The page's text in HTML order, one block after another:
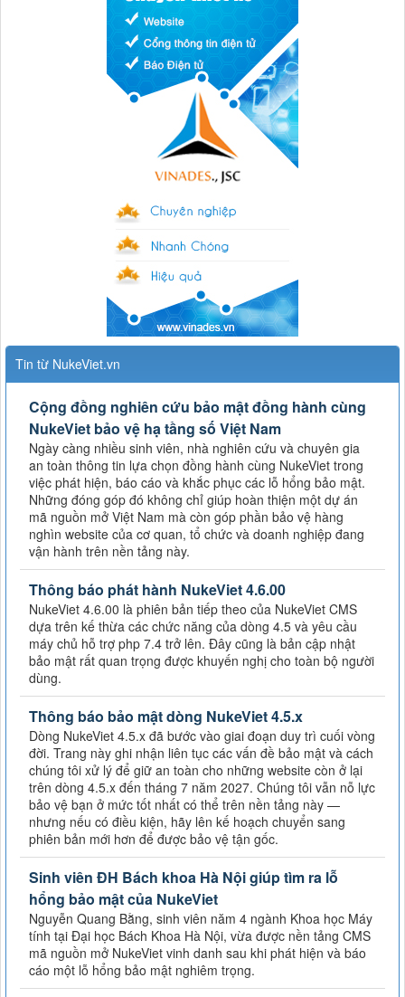
Tin từ NukeViet.vn
Cộng đồng nghiên cứu bảo mật đồng hành cùng
NukeViet bảo vệ hạ tầng số Việt Nam
Ngày càng nhiều sinh viên, nhà nghiên cứu và chuyên gia
an toàn thông tin lựa chọn đồng hành cùng NukeViet trong
việc phát hiện, báo cáo và khắc phục các lỗ hổng bảo mật.
Những đóng góp đó không chỉ giúp hoàn thiện một dự án
mã nguồn mở Việt Nam mà còn góp phần bảo vệ hàng
nghìn website của cơ quan, tổ chức và doanh nghiệp đang
vận hành trên nền tảng này.
Thông báo phát hành NukeViet 4.6.00
NukeViet 4.6.00 là phiên bản tiếp theo của NukeViet CMS
dựa trên kế thừa các chức năng của dòng 4.5 và yêu cầu
máy chủ hỗ trợ php 7.4 trở lên. Đây cũng là bản cập nhật
bảo mật rất quan trọng được khuyến nghị cho toàn bộ người
dùng.
Thông báo bảo mật dòng NukeViet 4.5.x
Dòng NukeViet 4.5.x đã bước vào giai đoạn duy trì cuối vòng
đời. Trang này ghi nhận liên tục các vấn đề bảo mật và cách
chúng tôi xử lý để giữ an toàn cho những website còn ở lại
trên dòng 4.5.x đến tháng 7 năm 2027. Chúng tôi vẫn nỗ lực
bảo vệ bạn ở mức tốt nhất có thể trên nền tảng này —
nhưng nếu có điều kiện, hãy lên kế hoạch chuyển sang
phiên bản mới hơn để được bảo vệ tận gốc.
Sinh viên ĐH Bách khoa Hà Nội giúp tìm ra lỗ
hổng bảo mật của NukeViet
Nguyễn Quang Bằng, sinh viên năm 4 ngành Khoa học Máy
tính tại Đại học Bách Khoa Hà Nội, vừa được nền tảng CMS
mã nguồn mở NukeViet vinh danh sau khi phát hiện và báo
cáo một lỗ hổng bảo mật nghiêm trọng.